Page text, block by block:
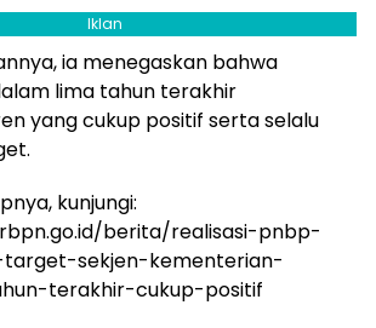
Iklan
ia menegaskan bahwa
lima tahun terakhir
yang cukup positif serta selalu
kunjungi:
berita/realisasi-pnbp-
sekjen-kementerian-
terakhir-cukup-positif